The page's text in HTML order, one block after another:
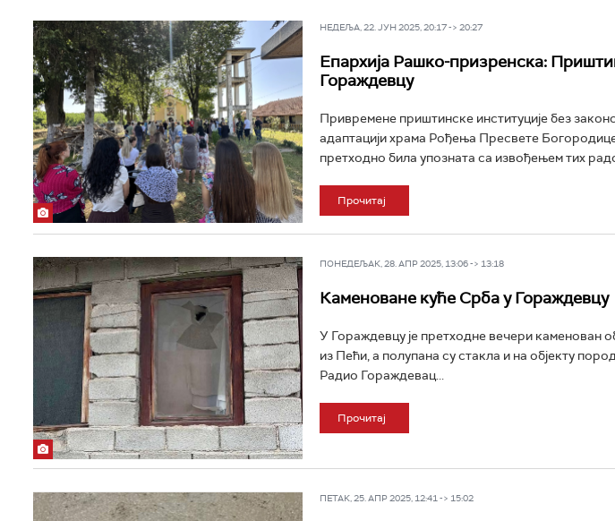
НЕДЕЉА, 22. ЈУН 2025, 20:17 -> 20:27
Епархија Рашко-призренска:
Гораждевцу
Привремене приштинске институције без
адаптацији храма Рођења Пресвете
претходно била упозната са извођењем тих
Прочитај
ПОНЕДЕЉАК, 28. АПР 2025, 13:06 -> 13:18
Каменоване куће Срба у Гораждевцу
У Гораждевцу је претходне вечери каменован
из Пећи, а полупана су стакла и на објекту
Радио Гораждевац...
Прочитај
ПЕТАК, 25. АПР 2025, 12:41 -> 15:02